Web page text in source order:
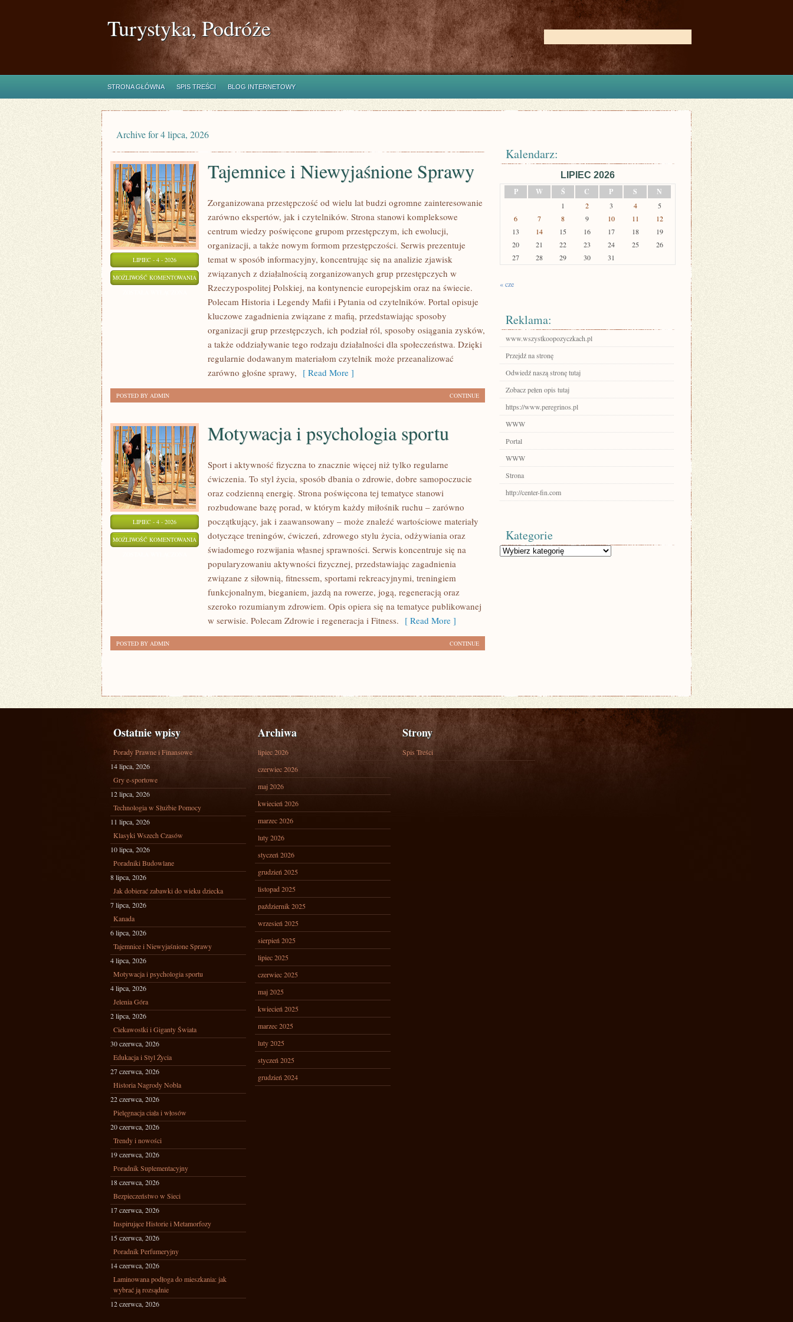
Turystyka, Podróże
STRONA GŁÓWNA SPIS TREŚCI BLOG INTERNETOWY
Archive for 4 lipca, 2026
LIPIEC - 4 - 2026
MOŻLIWOŚĆ KOMENTOWANIA TAJEMNICE
NIEWYJAŚNIONE
SPRAWY
Tajemnice i Niewyjaśnione Sprawy
Zorganizowana przestępczość od wielu lat budzi ogromne zainteresowanie
zarówno ekspertów, jak i czytelników. Strona stanowi kompleksowe
centrum wiedzy poświęcone grupom przestępczym, ich ewolucji,
organizacji, a także nowym formom przestępczości. Serwis prezentuje
temat w sposób informacyjny, koncentrując się na analizie zjawisk
związanych z działalnością zorganizowanych grup przestępczych w
Rzeczypospolitej Polskiej, na kontynencie europejskim oraz na świecie.
Polecam Historia i Legendy Mafii i Pytania od czytelników. Portal opisuje
kluczowe zagadnienia związane z mafią, przedstawiając sposoby
organizacji grup przestępczych, ich podział ról, sposoby osiągania zysków,
a także oddziaływanie tego rodzaju działalności dla społeczeństwa. Dzięki
regularnie dodawanym materiałom czytelnik może przeanalizować
zarówno głośne sprawy, [ Read More ]
CONTINUE
POSTED BY ADMIN
LIPIEC - 4 - 2026
MOŻLIWOŚĆ KOMENTOWANIA MOTYWACJA
PSYCHOLOGIA
SPORTU
Motywacja i psychologia sportu
Sport i aktywność fizyczna to znacznie więcej niż tylko regularne
ćwiczenia. To styl życia, sposób dbania o zdrowie, dobre samopoczucie
oraz codzienną energię. Strona poświęcona tej tematyce stanowi
rozbudowane bazę porad, w którym każdy miłośnik ruchu – zarówno
początkujący, jak i zaawansowany – może znaleźć wartościowe materiały
dotyczące treningów, ćwiczeń, zdrowego stylu życia, odżywiania oraz
świadomego rozwijania własnej sprawności. Serwis koncentruje się na
popularyzowaniu aktywności fizycznej, przedstawiając zagadnienia
związane z siłownią, fitnessem, sportami rekreacyjnymi, treningiem
funkcjonalnym, bieganiem, jazdą na rowerze, jogą, regeneracją oraz
szeroko rozumianym zdrowiem. Opis opiera się na tematyce publikowanej
w serwisie. Polecam Zdrowie i regeneracja i Fitness. [ Read More ]
CONTINUE
POSTED BY ADMIN
Kalendarz:
LIPIEC 2026
P
W Ś C P S N
1 2 3 4
5
6
7 8 9 10 11
12
13
14 15 16 17 18
19
20
21 22 23 24 25
26
27
28 29 30 31
« cze
Reklama:
www.wszystkoopozyczkach.pl
Przejdź na stronę
Odwiedź naszą stronę tutaj
Zobacz pełen opis tutaj
https://www.peregrinos.pl
WWW
Portal
WWW
Strona
http://center-fin.com
Kategorie
Kategorie
Ostatnie wpisy
Porady Prawne i Finansowe
14 lipca, 2026
Gry e-sportowe
12 lipca, 2026
Technologia w Służbie Pomocy
11 lipca, 2026
Klasyki Wszech Czasów
10 lipca, 2026
Poradniki Budowlane
8 lipca, 2026
Jak dobierać zabawki do wieku dziecka
7 lipca, 2026
Kanada
6 lipca, 2026
Tajemnice i Niewyjaśnione Sprawy
4 lipca, 2026
Motywacja i psychologia sportu
4 lipca, 2026
Jelenia Góra
2 lipca, 2026
Ciekawostki i Giganty Świata
30 czerwca, 2026
Edukacja i Styl Życia
27 czerwca, 2026
Historia Nagrody Nobla
22 czerwca, 2026
Pielęgnacja ciała i włosów
20 czerwca, 2026
Trendy i nowości
19 czerwca, 2026
Poradnik Suplementacyjny
18 czerwca, 2026
Bezpieczeństwo w Sieci
17 czerwca, 2026
Inspirujące Historie i Metamorfozy
15 czerwca, 2026
Poradnik Perfumeryjny
14 czerwca, 2026
Laminowana podłoga do mieszkania: jak
wybrać ją rozsądnie
12 czerwca, 2026
Archiwa
lipiec 2026
czerwiec 2026
maj 2026
kwiecień 2026
marzec 2026
luty 2026
styczeń 2026
grudzień 2025
listopad 2025
październik 2025
wrzesień 2025
sierpień 2025
lipiec 2025
czerwiec 2025
maj 2025
kwiecień 2025
marzec 2025
luty 2025
styczeń 2025
grudzień 2024
Strony
Spis Treści